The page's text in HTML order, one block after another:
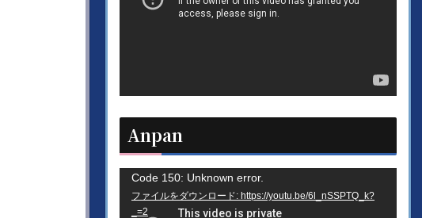
Anpan
動
画
Code 150: Unknown error.
ファイルをダウンロード: https://youtu.be/6l_nSSPTQ_k?
_=2